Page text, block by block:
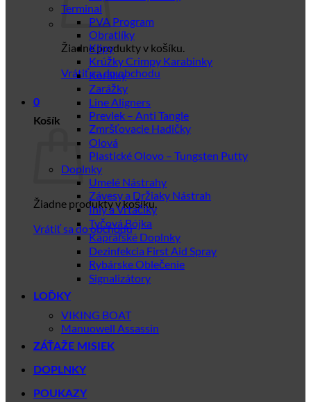
Žiadne produkty v košíku.
Vrátiť sa do obchodu
0
Košík
Žiadne produkty v košíku.
Vrátiť sa do obchodu
Terminal
PVA Program
Obratlíky
Klipy
Krúžky Crimpy Karabinky
Korálky
Zarážky
Line Aligners
Prevlek – Anti Tangle
Zmršťovacie Hadičky
Olová
Plastické Olovo – Tungsten Putty
Doplnky
Umelé Nástrahy
Závesy a Držiaky Nástrah
Ihly a Vrtačiky
Tyčová Bójka
Kaprářské Doplnky
Dezinfekcia First Aid Spray
Rybárske Oblečenie
Signalizátory
LOĎKY
VIKING BOAT
Manuowell Assassin
ZÁŤAŽE MISIEK
DOPLNKY
POUKAZY